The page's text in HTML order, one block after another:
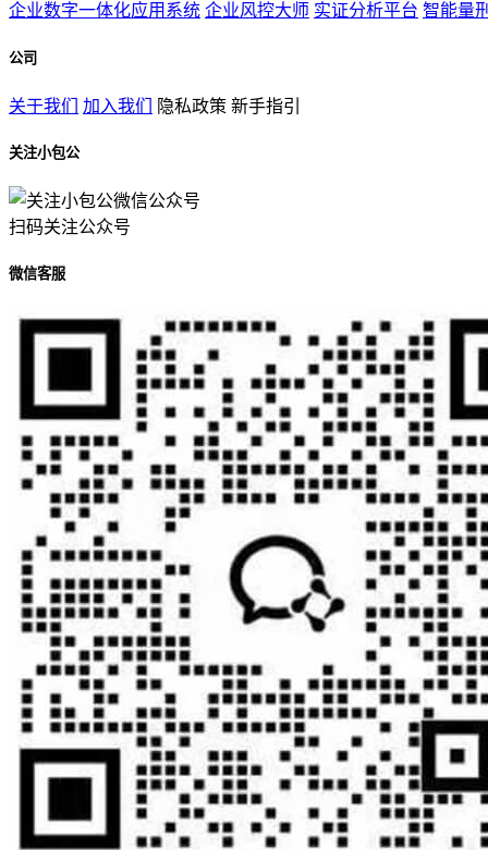
企业数字一体化应用系统 企业风控大师 实证分析平台 智能量
公司
关于我们 加入我们 隐私政策 新手指引
关注小包公
扫码关注公众号
微信客服